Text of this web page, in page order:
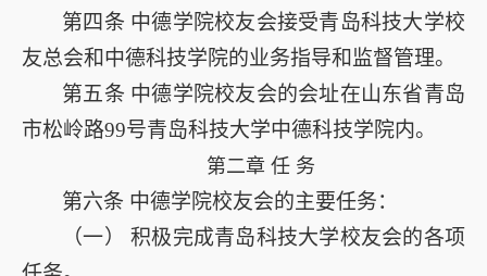
第四条 中德学院校友会接受青岛科技大学校
友总会和中德科技学院的业务指导和监督管理。
第五条 中德学院校友会的会址在山东省青岛
市松岭路99号青岛科技大学中德科技学院内。
第二章 任 务
第六条 中德学院校友会的主要任务：
（一）
积极完成青岛科技大学校友会的各项